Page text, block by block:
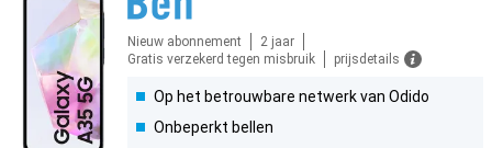
Nieuw abonnement
2 jaar
Gratis verzekerd tegen misbruik
prijsdetails
Op het betrouwbare netwerk van Odido
Onbeperkt bellen